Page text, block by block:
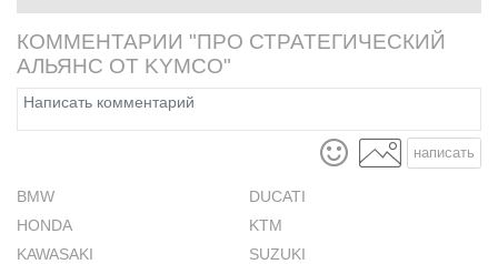
КОММЕНТАРИИ "ПРО СТРАТЕГИЧЕСКИЙ
АЛЬЯНС ОТ KYMCO"
написать
BMW
DUCATI
HONDA
KTM
KAWASAKI
SUZUKI